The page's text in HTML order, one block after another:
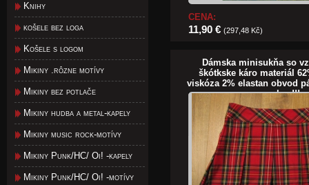
Knihy
košele bez loga
Košele s logom
Mikiny .rôzne motívy
Mikiny bez potlače
Mikiny hudba a metal-kapely
Mikiny music rock-motívy
Mikiny Punk/HC/ Oi! -kapely
Mikiny Punk/HC/ Oi! -motívy
CENA:
11,90 € (297,48 Kč)
Dámska minisukňa so
škótkske káro materiál
viskóza 2% elastan obvod
kus!!!